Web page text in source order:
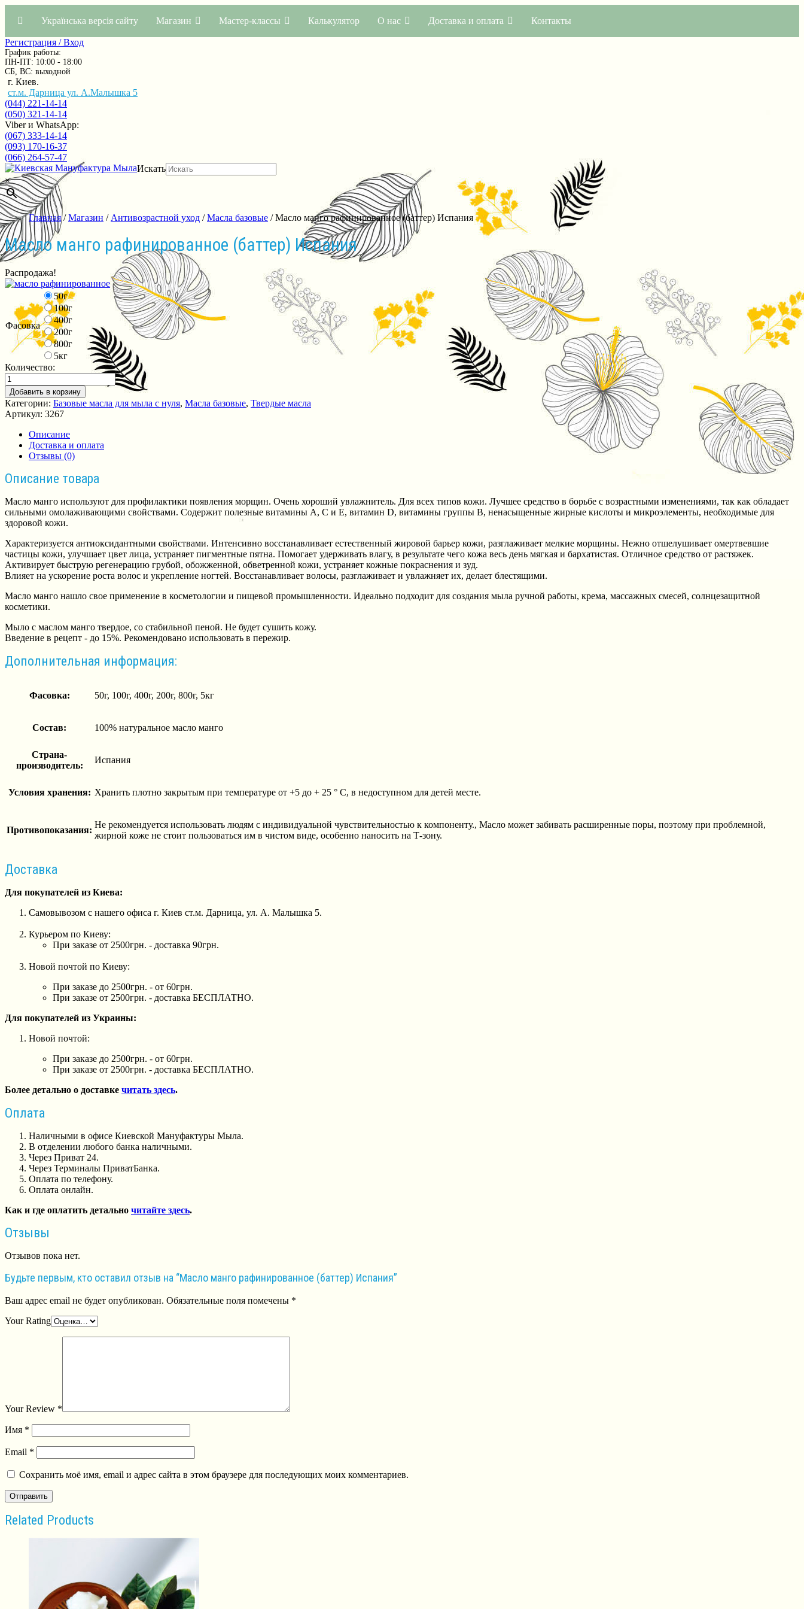
Українська версія сайту Магазин Мастер-классы Калькулятор О нас Доставка и оплата Контакты
Регистрация / Вход
График работы:
ПН-ПТ: 10:00 - 18:00
СБ, ВС: выходной
г. Киев.
ст.м. Дарница ул. А.Малышка 5
(044) 221-14-14
(050) 321-14-14
Viber и WhatsApp:
(067) 333-14-14
(093) 170-16-37
(066) 264-57-47
Искать
×
Главная/Магазин / Антивозрастной уход /Масла базовые / Масло манго рафинированное (баттер) Испания
Масло манго рафинированное (баттер) Испания
Распродажа!
Фасовка
50г
100г
400г
200г
800г
5кг
Количество:
Добавить в корзину
Категории: Базовые масла для мыла с нуля, Масла базовые, Твердые масла
Артикул: 3267
Описание
Доставка и оплата
Отзывы (0)
Описание товара
Масло манго используют для профилактики появления морщин. Очень хороший увлажнитель. Для всех типов кожи. Лучшее средство в борьбе с возрастными изменениями, так как обладает
сильными омолаживающими свойствами. Содержит полезные витамины А, С и Е, витамин D, витамины группы В, ненасыщенные жирные кислоты и микроэлементы, необходимые для
здоровой кожи.
Характеризуется антиоксидантными свойствами. Интенсивно восстанавливает естественный жировой барьер кожи, разглаживает мелкие морщины. Нежно отшелушивает омертвевшие
частицы кожи, улучшает цвет лица, устраняет пигментные пятна. Помогает удерживать влагу, в результате чего кожа весь день мягкая и бархатистая. Отличное средство от растяжек.
Активирует быструю регенерацию грубой, обожженной, обветренной кожи, устраняет кожные покраснения и зуд.
Влияет на ускорение роста волос и укрепление ногтей. Восстанавливает волосы, разглаживает и увлажняет их, делает блестящими.
Масло манго нашло свое применение в косметологии и пищевой промышленности. Идеально подходит для создания мыла ручной работы, крема, массажных смесей, солнцезащитной
косметики.
Мыло с маслом манго твердое, со стабильной пеной. Не будет сушить кожу.
Введение в рецепт - до 15%. Рекомендовано использовать в пережир.
Дополнительная информация:
Фасовка: 50г, 100г, 400г, 200г, 800г, 5кг
Состав: 100% натуральное масло манго
Страна-
производитель:
Испания
Условия хранения: Хранить плотно закрытым при температуре от +5 до + 25 ° C, в недоступном для детей месте.
Противопоказания:
Не рекомендуется использовать людям с индивидуальной чувствительностью к компоненту., Масло может забивать расширенные поры, поэтому при проблемной,
жирной коже не стоит пользоваться им в чистом виде, особенно наносить на Т-зону.
Доставка
Для покупателей из Киева:
Самовывозом с нашего офиса г. Киев ст.м. Дарница, ул. А. Малышка 5.
Курьером по Киеву:
При заказе от 2500грн. - доставка 90грн.
Новой почтой по Киеву:
При заказе до 2500грн. - от 60грн.
При заказе от 2500грн. - доставка БЕСПЛАТНО.
Для покупателей из Украины:
Новой почтой:
При заказе до 2500грн. - от 60грн.
При заказе от 2500грн. - доставка БЕСПЛАТНО.
Более детально о доставке читать здесь.
Оплата
Наличными в офисе Киевской Мануфактуры Мыла.
В отделении любого банка наличными.
Через Приват 24.
Через Терминалы ПриватБанка.
Оплата по телефону.
Оплата онлайн.
Как и где оплатить детально читайте здесь.
Отзывы
Отзывов пока нет.
Будьте первым, кто оставил отзыв на “Масло манго рафинированное (баттер) Испания”
Ваш адрес email не будет опубликован. Обязательные поля помечены *
Your Rating
Your Review *
Имя *
Email *
Сохранить моё имя, email и адрес сайта в этом браузере для последующих моих комментариев.
Related Products